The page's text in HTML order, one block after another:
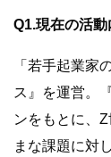
Q1.現在の活動
「若手起業家
ス』を運営。
ンをもとに、
まな課題に対